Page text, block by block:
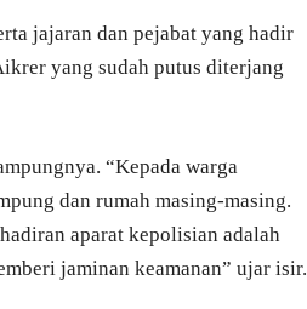
jajaran dan pejabat yang hadir
yang sudah putus diterjang
“Kepada warga
dan rumah masing-masing.
aparat kepolisian adalah
jaminan keamanan” ujar isir.